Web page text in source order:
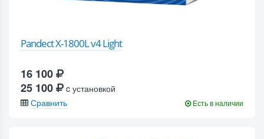
Pandect X-1800L v4 Light
16 100
25 100
c установкой
Сравнить
Есть в наличии